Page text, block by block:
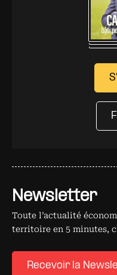
Newsletter
Toute l’actualité
territoire en 5 minutes,
Recevoir la